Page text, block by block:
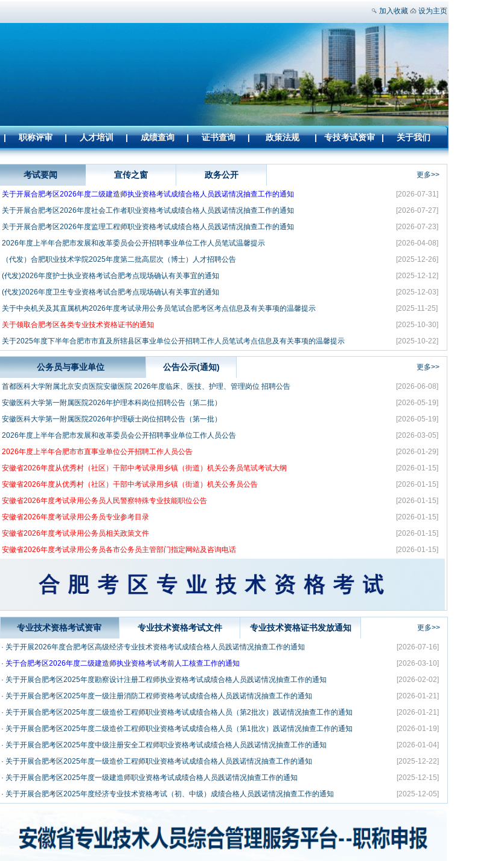
加入收藏 设为主页
| 职称评审 | 人才培训 | 成绩查询 | 证书查询 | 政策法规 | 专技考试资审 | 关于我们
考试要闻 宣传之窗 政务公开 更多>>
关于开展合肥考区2026年度二级建造师执业资格考试成绩合格人员践诺情况抽查工作的通知
[2026-07-31]
关于开展合肥考区2026年度社会工作者职业资格考试成绩合格人员践诺情况抽查工作的通知
[2026-07-27]
关于开展合肥考区2026年度监理工程师职业资格考试成绩合格人员践诺情况抽查工作的通知
[2026-07-23]
2026年度上半年合肥市发展和改革委员会公开招聘事业单位工作人员笔试温馨提示
[2026-04-08]
（代发）合肥职业技术学院2025年度第二批高层次（博士）人才招聘公告
[2025-12-26]
(代发)2026年度护士执业资格考试合肥考点现场确认有关事宜的通知
[2025-12-12]
(代发)2026年度卫生专业资格考试合肥考点现场确认有关事宜的通知
[2025-12-03]
关于中央机关及其直属机构2026年度考试录用公务员笔试合肥考区考点信息及有关事项的温馨提示
[2025-11-25]
关于领取合肥考区各类专业技术资格证书的通知
[2025-10-30]
关于2025年度下半年合肥市市直及所辖县区事业单位公开招聘工作人员笔试考点信息及有关事项的温馨提示 [2025-10-22]
公务员与事业单位 公告公示(通知) 更多>>
首都医科大学附属北京安贞医院安徽医院 2026年度临床、医技、护理、管理岗位 招聘公告
[2026-06-08]
安徽医科大学第一附属医院2026年护理本科岗位招聘公告（第二批）
[2026-05-19]
安徽医科大学第一附属医院2026年护理硕士岗位招聘公告（第一批）
[2026-05-19]
2026年度上半年合肥市发展和改革委员会公开招聘事业单位工作人员公告
[2026-03-05]
2026年度上半年合肥市市直事业单位公开招聘工作人员公告
[2026-01-29]
安徽省2026年度从优秀村（社区）干部中考试录用乡镇（街道）机关公务员笔试考试大纲
[2026-01-15]
安徽省2026年度从优秀村（社区）干部中考试录用乡镇（街道）机关公务员公告
[2026-01-15]
安徽省2026年度考试录用公务员人民警察特殊专业技能职位公告
[2026-01-15]
安徽省2026年度考试录用公务员专业参考目录
[2026-01-15]
安徽省2026年度考试录用公务员相关政策文件
[2026-01-15]
安徽省2026年度考试录用公务员各市公务员主管部门指定网站及咨询电话 [2026-01-15]
专业技术资格考试资审 专业技术资格考试文件 专业技术资格证书发放通知 更多>>
· 关于开展2026年度合肥考区高级经济专业技术资格考试成绩合格人员践诺情况抽查工作的通知
[2026-07-16]
· 关于合肥考区2026年度二级建造师执业资格考试考前人工核查工作的通知
[2026-03-10]
· 关于开展合肥考区2025年度勘察设计注册工程师执业资格考试成绩合格人员践诺情况抽查工作的通知
[2026-02-02]
· 关于开展合肥考区2025年度一级注册消防工程师资格考试成绩合格人员践诺情况抽查工作的通知
[2026-01-21]
· 关于开展合肥考区2025年度二级造价工程师职业资格考试成绩合格人员（第2批次）践诺情况抽查工作的通知
[2026-01-21]
· 关于开展合肥考区2025年度二级造价工程师职业资格考试成绩合格人员（第1批次）践诺情况抽查工作的通知
[2026-01-19]
· 关于开展合肥考区2025年度中级注册安全工程师职业资格考试成绩合格人员践诺情况抽查工作的通知
[2026-01-04]
· 关于开展合肥考区2025年度一级造价工程师职业资格考试成绩合格人员践诺情况抽查工作的通知
[2025-12-22]
· 关于开展合肥考区2025年度一级建造师职业资格考试成绩合格人员践诺情况抽查工作的通知
[2025-12-15]
· 关于开展合肥考区2025年度经济专业技术资格考试（初、中级）成绩合格人员践诺情况抽查工作的通知 [2025-12-05]